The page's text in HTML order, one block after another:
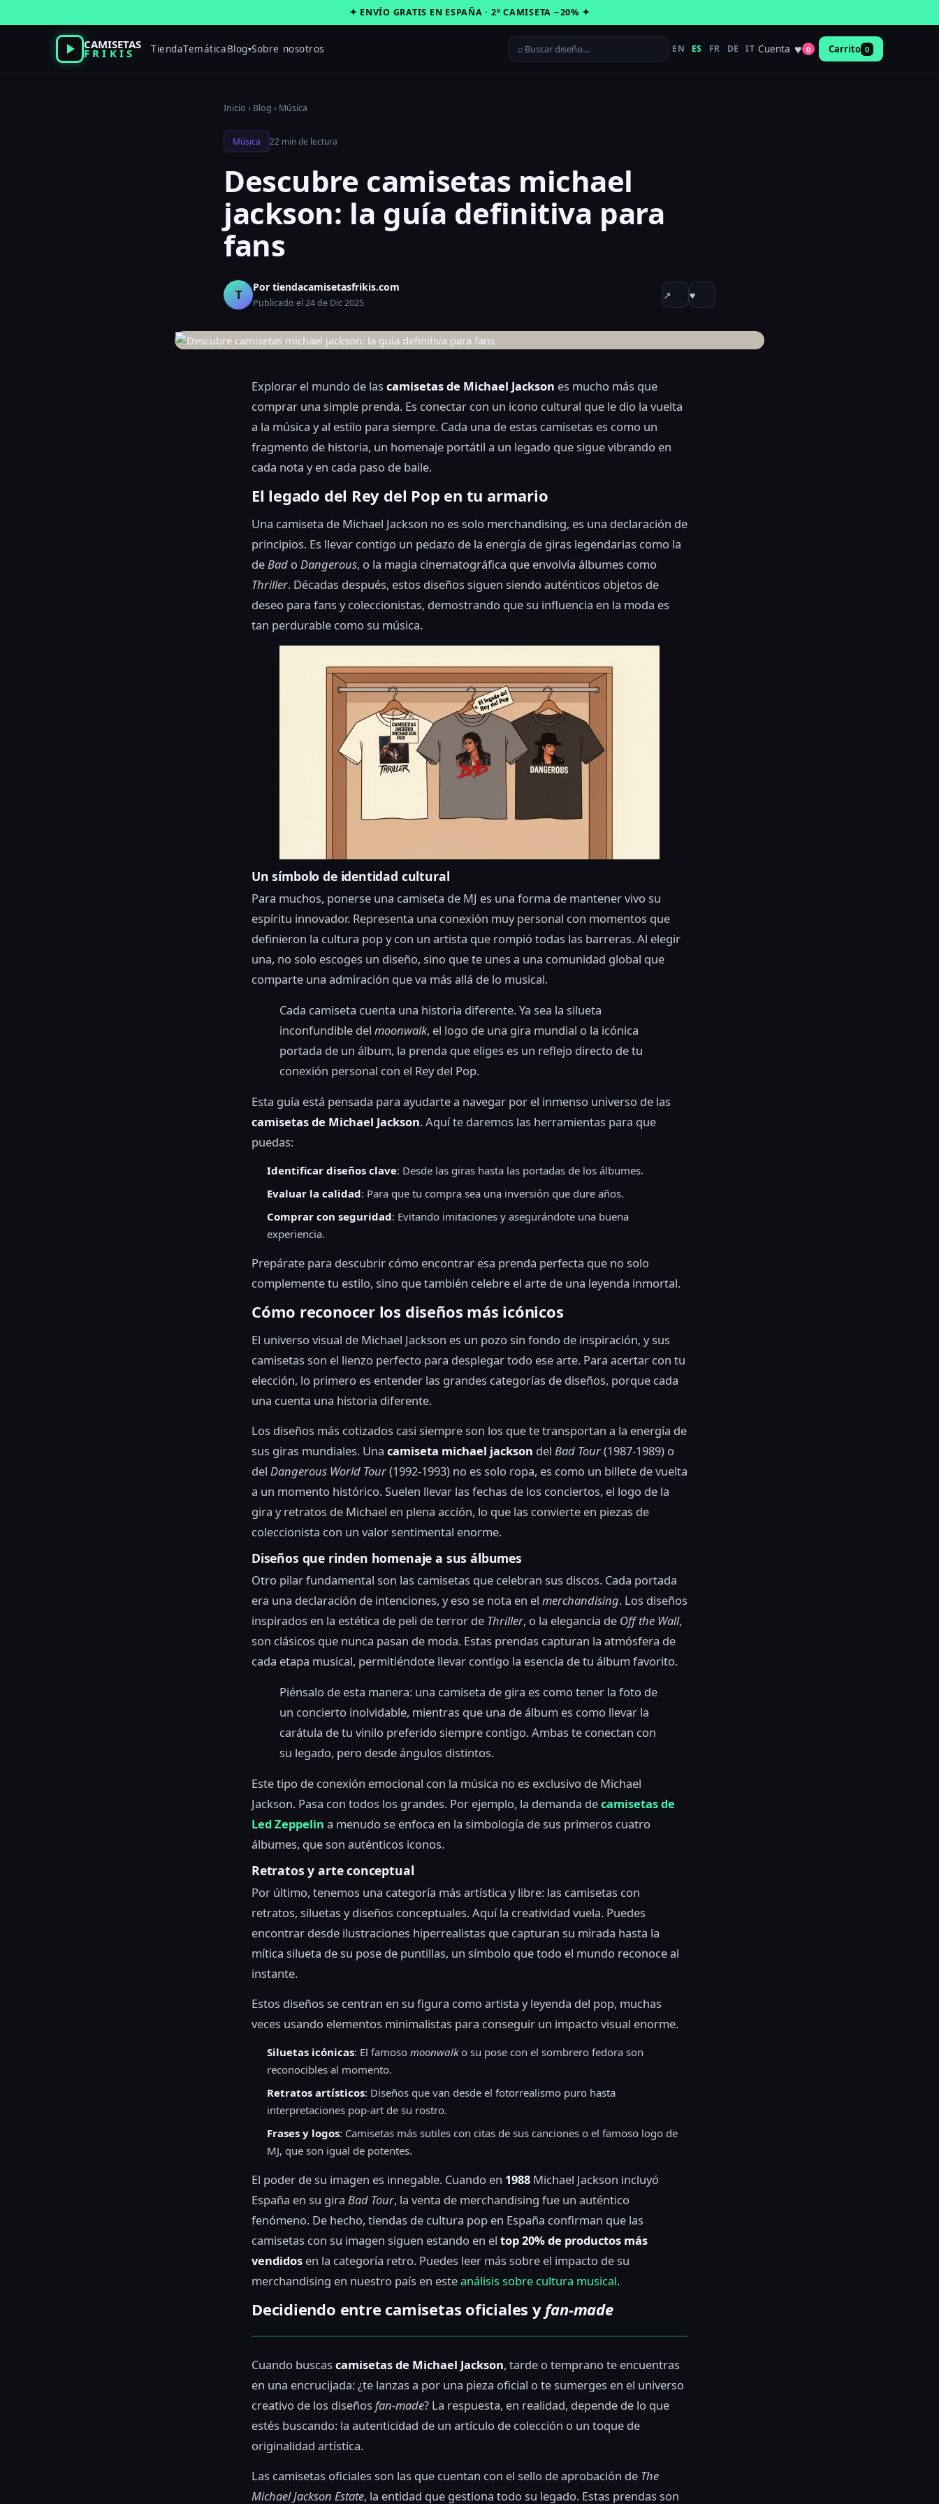
al
✦ ENVÍO GRATIS EN ESPAÑA · 2ª CAMISETA −20% ✦
CAMISETAS
FRIKIS TiendaTemáticaBlog▾Sobre nosotros ⌕ EN ES FR DE IT Cuenta ♥ 0 Carrito 0
Inicio › Blog › Música
Música 22 min de lectura
Descubre camisetas michael
jackson: la guía definitiva para
fans
T Por tiendacamisetasfrikis.com
Publicado el 24 de Dic 2025
↗ ♥
Explorar el mundo de las camisetas de Michael Jackson es mucho más que
comprar una simple prenda. Es conectar con un icono cultural que le dio la vuelta
a la música y al estilo para siempre. Cada una de estas camisetas es como un
fragmento de historia, un homenaje portátil a un legado que sigue vibrando en
cada nota y en cada paso de baile.
El legado del Rey del Pop en tu armario
Una camiseta de Michael Jackson no es solo merchandising, es una declaración de
principios. Es llevar contigo un pedazo de la energía de giras legendarias como la
deBad o Dangerous, o la magia cinematográfica que envolvía álbumes como
Thriller. Décadas después, estos diseños siguen siendo auténticos objetos de
deseo para fans y coleccionistas, demostrando que su influencia en la moda es
tan perdurable como su música.
Un símbolo de identidad cultural
Para muchos, ponerse una camiseta de MJ es una forma de mantener vivo su
espíritu innovador. Representa una conexión muy personal con momentos que
definieron la cultura pop y con un artista que rompió todas las barreras. Al elegir
una, no solo escoges un diseño, sino que te unes a una comunidad global que
comparte una admiración que va más allá de lo musical.
Cada camiseta cuenta una historia diferente. Ya sea la silueta
inconfundible del moonwalk, el logo de una gira mundial o la icónica
portada de un álbum, la prenda que eliges es un reflejo directo de tu
conexión personal con el Rey del Pop.
Esta guía está pensada para ayudarte a navegar por el inmenso universo de las
camisetas de Michael Jackson. Aquí te daremos las herramientas para que
puedas:
Identificar diseños clave: Desde las giras hasta las portadas de los álbumes.
Evaluar la calidad: Para que tu compra sea una inversión que dure años.
Comprar con seguridad: Evitando imitaciones y asegurándote una buena
experiencia.
Prepárate para descubrir cómo encontrar esa prenda perfecta que no solo
complemente tu estilo, sino que también celebre el arte de una leyenda inmortal.
Cómo reconocer los diseños más icónicos
El universo visual de Michael Jackson es un pozo sin fondo de inspiración, y sus
camisetas son el lienzo perfecto para desplegar todo ese arte. Para acertar con tu
elección, lo primero es entender las grandes categorías de diseños, porque cada
una cuenta una historia diferente.
Los diseños más cotizados casi siempre son los que te transportan a la energía de
sus giras mundiales. Una camiseta michael jackson del Bad Tour(1987-1989) o
del Dangerous World Tour(1992-1993) no es solo ropa, es como un billete de vuelta
a un momento histórico. Suelen llevar las fechas de los conciertos, el logo de la
gira y retratos de Michael en plena acción, lo que las convierte en piezas de
coleccionista con un valor sentimental enorme.
Diseños que rinden homenaje a sus álbumes
Otro pilar fundamental son las camisetas que celebran sus discos. Cada portada
era una declaración de intenciones, y eso se nota en el merchandising. Los diseños
inspirados en la estética de peli de terror de Thriller, o la elegancia de Off the Wall,
son clásicos que nunca pasan de moda. Estas prendas capturan la atmósfera de
cada etapa musical, permitiéndote llevar contigo la esencia de tu álbum favorito.
Piénsalo de esta manera: una camiseta de gira es como tener la foto de
un concierto inolvidable, mientras que una de álbum es como llevar la
carátula de tu vinilo preferido siempre contigo. Ambas te conectan con
su legado, pero desde ángulos distintos.
Este tipo de conexión emocional con la música no es exclusivo de Michael
Jackson. Pasa con todos los grandes. Por ejemplo, la demanda decamisetas de
Led Zeppelin a menudo se enfoca en la simbología de sus primeros cuatro
álbumes, que son auténticos iconos.
Retratos y arte conceptual
Por último, tenemos una categoría más artística y libre: las camisetas con
retratos, siluetas y diseños conceptuales. Aquí la creatividad vuela. Puedes
encontrar desde ilustraciones hiperrealistas que capturan su mirada hasta la
mítica silueta de su pose de puntillas, un símbolo que todo el mundo reconoce al
instante.
Estos diseños se centran en su figura como artista y leyenda del pop, muchas
veces usando elementos minimalistas para conseguir un impacto visual enorme.
Siluetas icónicas: El famoso moonwalko su pose con el sombrero fedora son
reconocibles al momento.
Retratos artísticos: Diseños que van desde el fotorrealismo puro hasta
interpretaciones pop-art de su rostro.
Frases y logos: Camisetas más sutiles con citas de sus canciones o el famoso logo de
MJ, que son igual de potentes.
El poder de su imagen es innegable. Cuando en 1988 Michael Jackson incluyó
España en su gira Bad Tour, la venta de merchandising fue un auténtico
fenómeno. De hecho, tiendas de cultura pop en España confirman que las
camisetas con su imagen siguen estando en el top 20% de productos más
vendidos en la categoría retro. Puedes leer más sobre el impacto de su
merchandising en nuestro país en esteanálisis sobre cultura musical.
Decidiendo entre camisetas oficiales y fan-made
Cuando buscas camisetas de Michael Jackson, tarde o temprano te encuentras
en una encrucijada: ¿te lanzas a por una pieza oficial o te sumerges en el universo
creativo de los diseños fan-made? La respuesta, en realidad, depende de lo que
estés buscando: la autenticidad de un artículo de colección o un toque de
originalidad artística.
Las camisetas oficiales son las que cuentan con el sello de aprobación de The
Michael Jackson Estate, la entidad que gestiona todo su legado. Estas prendas son